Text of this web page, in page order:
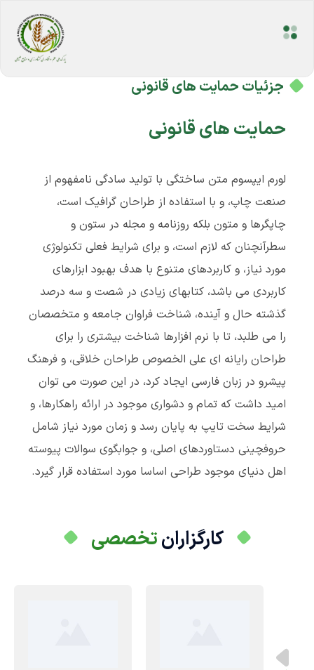
جزئیات حمایت های قانونی
حمایت های قانونی
لورم ایپسوم متن ساختگی با تولید سادگی نامفهوم از
صنعت چاپ، و با استفاده از طراحان گرافیک است،
چاپگرها و متون بلکه روزنامه و مجله در ستون و
سطرآنچنان که لازم است، و برای شرایط فعلی تکنولوژی
مورد نیاز، و کاربردهای متنوع با هدف بهبود ابزارهای
کاربردی می باشد، کتابهای زیادی در شصت و سه درصد
گذشته حال و آینده، شناخت فراوان جامعه و متخصصان
را می طلبد، تا با نرم افزارها شناخت بیشتری را برای
طراحان رایانه ای علی الخصوص طراحان خلاقی، و فرهنگ
پیشرو در زبان فارسی ایجاد کرد، در این صورت می توان
امید داشت که تمام و دشواری موجود در ارائه راهکارها، و
شرایط سخت تایپ به پایان رسد و زمان مورد نیاز شامل
حروفچینی دستاوردهای اصلی، و جوابگوی سوالات پیوسته
اهل دنیای موجود طراحی اساسا مورد استفاده قرار گیرد.
کارگزارانتخصصی